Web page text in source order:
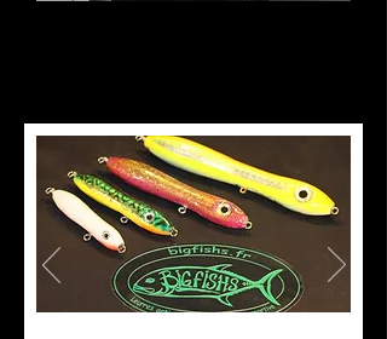
stickbait : "